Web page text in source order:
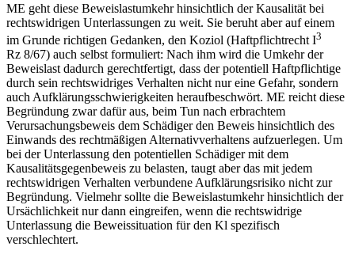
ME geht diese Beweislastumkehr hinsichtlich der Kausalität bei
rechtswidrigen Unterlassungen zu weit. Sie beruht aber auf einem
im Grunde richtigen Gedanken, den Koziol (Haftpflichtrecht I3
Rz 8/67) auch selbst formuliert: Nach ihm wird die Umkehr der
Beweislast dadurch gerechtfertigt, dass der potentiell Haftpflichtige
durch sein rechtswidriges Verhalten nicht nur eine Gefahr, sondern
auch Aufklärungsschwierigkeiten heraufbeschwört. ME reicht diese
Begründung zwar dafür aus, beim Tun nach erbrachtem
Verursachungsbeweis dem Schädiger den Beweis hinsichtlich des
Einwands des rechtmäßigen Alternativverhaltens aufzuerlegen. Um
bei der Unterlassung den potentiellen Schädiger mit dem
Kausalitätsgegenbeweis zu belasten, taugt aber das mit jedem
rechtswidrigen Verhalten verbundene Aufklärungsrisiko nicht zur
Begründung. Vielmehr sollte die Beweislastumkehr hinsichtlich der
Ursächlichkeit nur dann eingreifen, wenn die rechtswidrige
Unterlassung die Beweissituation für den Kl spezifisch
verschlechtert.